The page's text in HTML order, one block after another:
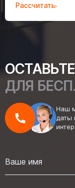
Рассчитать
ДЛЯ
Наш
даты